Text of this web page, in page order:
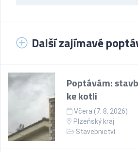
Další zajímavé
Poptávám:
ke kotli
Včera (7. 8. 2026)
Plzeňský kraj
Stavebnictví